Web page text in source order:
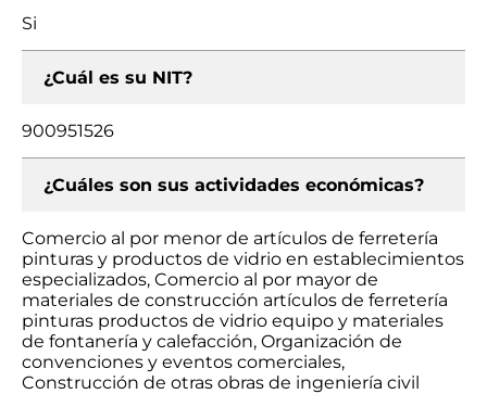
Si
¿Cuál es su NIT?
900951526
¿Cuáles son sus actividades económicas?
Comercio al por menor de artículos de ferretería
pinturas y productos de vidrio en establecimientos
especializados, Comercio al por mayor de
materiales de construcción artículos de ferretería
pinturas productos de vidrio equipo y materiales
de fontanería y calefacción, Organización de
convenciones y eventos comerciales,
Construcción de otras obras de ingeniería civil